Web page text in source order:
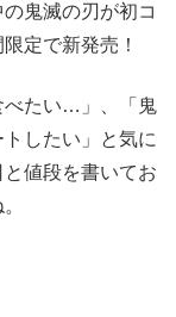
鬼滅の刃が初コ
限定で新発売！
べたい…」、「鬼
したい」と気に
値段を書いてお